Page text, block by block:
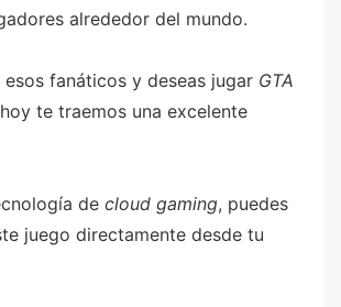
alrededor del mundo.
esos fanáticos y deseas jugar GTA
te traemos una excelente
de cloud gaming, puedes
juego directamente desde tu